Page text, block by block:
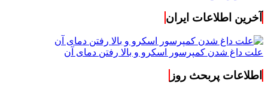
آخرین اطلاعات ایران
علت داغ شدن کمپرسور اسکرو و بالا رفتن دمای آن
اطلاعات پربحث روز